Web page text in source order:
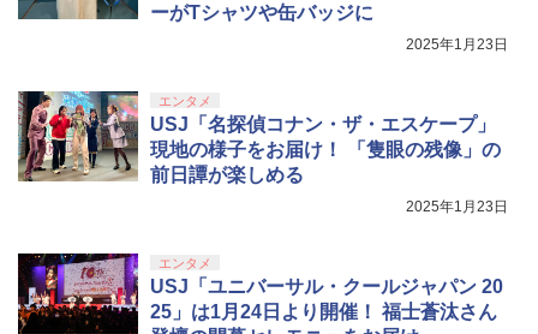
ーがTシャツや缶バッジに
2025年1月23日
エンタメ
USJ「名探偵コナン・ザ・エスケープ」
現地の様子をお届け！ 「隻眼の残像」の
前日譚が楽しめる
2025年1月23日
エンタメ
USJ「ユニバーサル・クールジャパン 20
25」は1月24日より開催！ 福士蒼汰さん